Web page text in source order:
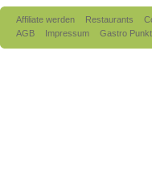
Affiliate werden Restaurants
AGB
Impressum Gastro